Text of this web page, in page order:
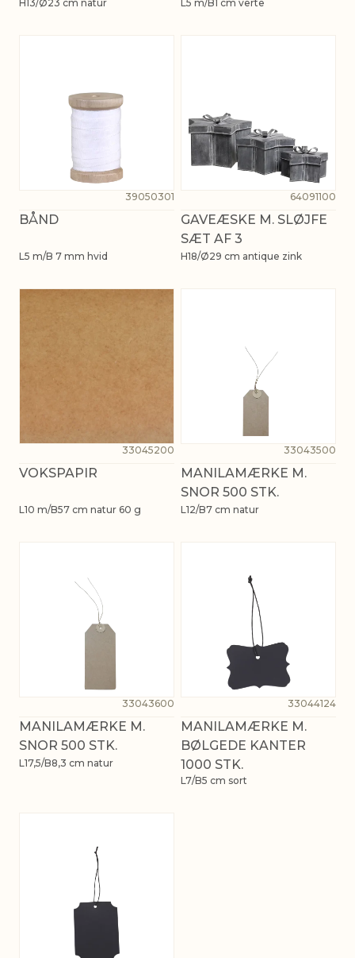
H13/Ø23 cm natur L5 m/B1 cm verte
39050301
BÅND
L5 m/B 7 mm hvid
64091100
GAVEÆSKE M. SLØJFE
SÆT AF 3
H18/Ø29 cm antique zink
33045200
VOKSPAPIR
L10 m/B57 cm natur 60 g
33043500
MANILAMÆRKE M.
SNOR 500 STK.
L12/B7 cm natur
33043600
MANILAMÆRKE M.
SNOR 500 STK.
L17,5/B8,3 cm natur
33044124
MANILAMÆRKE M.
BØLGEDE KANTER
1000 STK.
L7/B5 cm sort